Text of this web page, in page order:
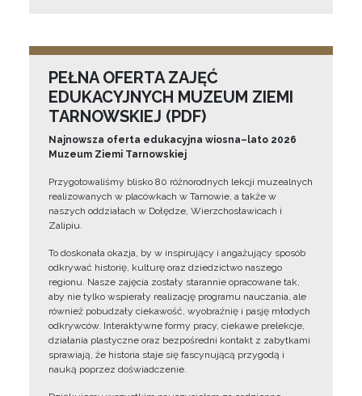
PEŁNA OFERTA ZAJĘĆ
EDUKACYJNYCH MUZEUM ZIEMI
TARNOWSKIEJ (PDF)
Najnowsza oferta edukacyjna wiosna–lato 2026
Muzeum Ziemi Tarnowskiej
Przygotowaliśmy blisko 80 różnorodnych lekcji muzealnych
realizowanych w placówkach w Tarnowie, a także w
naszych oddziałach w Dołędze, Wierzchosławicach i
Zalipiu.
To doskonała okazja, by w inspirujący i angażujący sposób
odkrywać historię, kulturę oraz dziedzictwo naszego
regionu. Nasze zajęcia zostały starannie opracowane tak,
aby nie tylko wspierały realizację programu nauczania, ale
również pobudzały ciekawość, wyobraźnię i pasję młodych
odkrywców. Interaktywne formy pracy, ciekawe prelekcje,
działania plastyczne oraz bezpośredni kontakt z zabytkami
sprawiają, że historia staje się fascynującą przygodą i
nauką poprzez doświadczenie.